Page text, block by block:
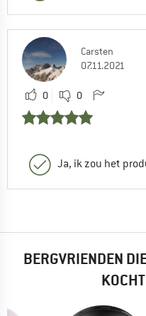
Carsten
07.11.2021
0 0
Ja, ik zou het
BERGVRIENDEN